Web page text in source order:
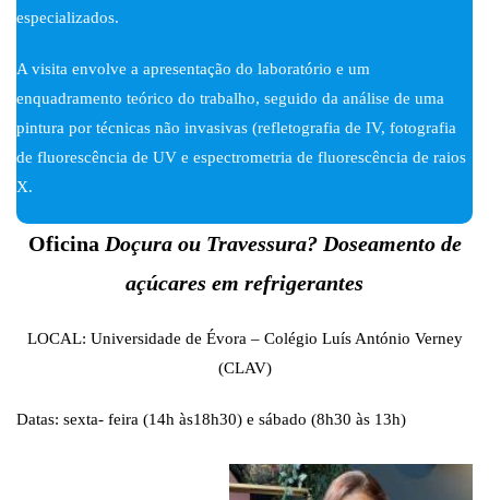
especializados.
A visita envolve a apresentação do laboratório e um
enquadramento teórico do trabalho, seguido da análise de uma
pintura por técnicas não invasivas (refletografia de IV, fotografia
de fluorescência de UV e espectrometria de fluorescência de raios
X.
Oficina Doçura ou Travessura? Doseamento de
açúcares em refrigerantes
LOCAL: Universidade de Évora – Colégio Luís António Verney
(CLAV)
Datas: sexta- feira (14h às18h30) e sábado (8h30 às 13h)